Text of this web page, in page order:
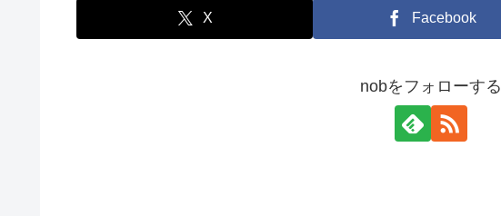
X Facebook
nobをフォローする